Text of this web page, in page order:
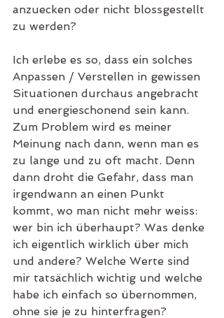
anzuecken oder nicht blossgestellt
zu werden?
Ich erlebe es so, dass ein solches
Anpassen / Verstellen in gewissen
Situationen durchaus angebracht
und energieschonend sein kann.
Zum Problem wird es meiner
Meinung nach dann, wenn man es
zu lange und zu oft macht. Denn
dann droht die Gefahr, dass man
irgendwann an einen Punkt
kommt, wo man nicht mehr weiss:
wer bin ich überhaupt? Was denke
ich eigentlich wirklich über mich
und andere? Welche Werte sind
mir tatsächlich wichtig und welche
habe ich einfach so übernommen,
ohne sie je zu hinterfragen?